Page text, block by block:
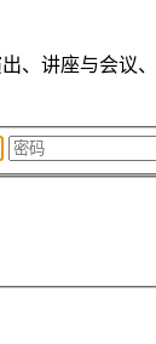
、讲座与会议